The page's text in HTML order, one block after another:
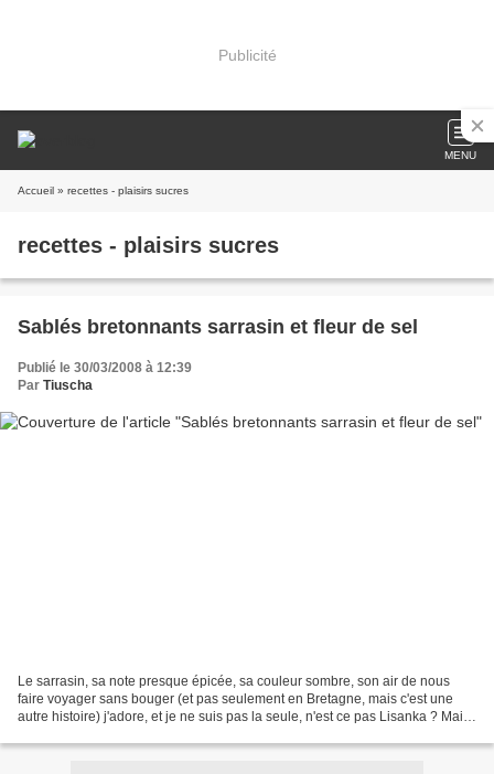
Publicité
MENU
Accueil » recettes - plaisirs sucres
recettes - plaisirs sucres
Sablés bretonnants sarrasin et fleur de sel
Publié le 30/03/2008 à 12:39
Par Tiuscha
Le sarrasin, sa note presque épicée, sa couleur sombre, son air de nous
faire voyager sans bouger (et pas seulement en Bretagne, mais c'est une
autre histoire) j'adore, et je ne suis pas la seule, n'est ce pas Lisanka ? Mais